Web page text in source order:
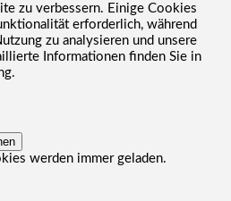
zu verbessern. Einige Cookies
erforderlich, während
zu analysieren und unsere
Informationen finden Sie in
werden immer geladen.